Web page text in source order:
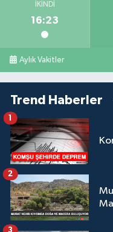
İKINDI
16:23
Aylık Vakitler
Trend Haberler
1
2